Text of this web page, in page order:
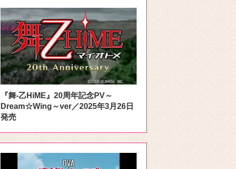
『舞-乙HiME』20周年記念PV～
Dream☆Wing～ver／2025年3月26日
発売